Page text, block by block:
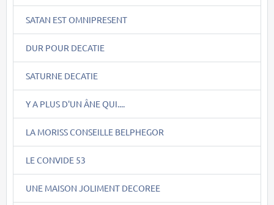
SATAN EST OMNIPRESENT
DUR POUR DECATIE
SATURNE DECATIE
Y A PLUS D'UN ÂNE QUI....
LA MORISS CONSEILLE BELPHEGOR
LE CONVIDE 53
UNE MAISON JOLIMENT DECOREE